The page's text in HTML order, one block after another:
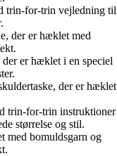
trin-for-trin vejledning til
der er hæklet med
er hæklet i en speciel
der er hæklet
trin-for-trin instruktioner
størrelse og stil.
med bomuldsgarn og